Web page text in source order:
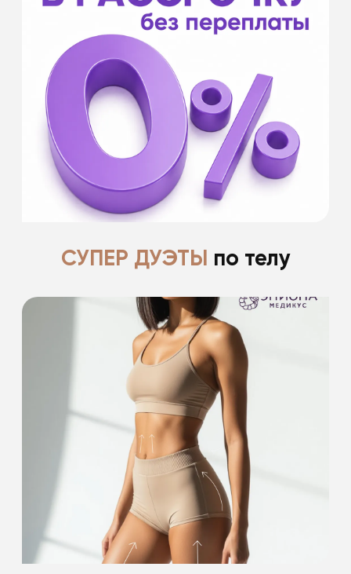
- на срок от 6 до 12 месяцев
- без первоначального взноса
- оформление в клинике и удаленно
- для оформления необходим паспорт РФ
Банки партнеры: Банк Хоум Кредит, Кредит
Европа банк, МТС Банк, Тинькофф Банк,
Совкомбанк.
Подробнее
СУПЕР ДУЭТЫ по телу
-15% на проведение 2 процедур
из списка
-15% на проведение лазерной эпиляции
Подробнее